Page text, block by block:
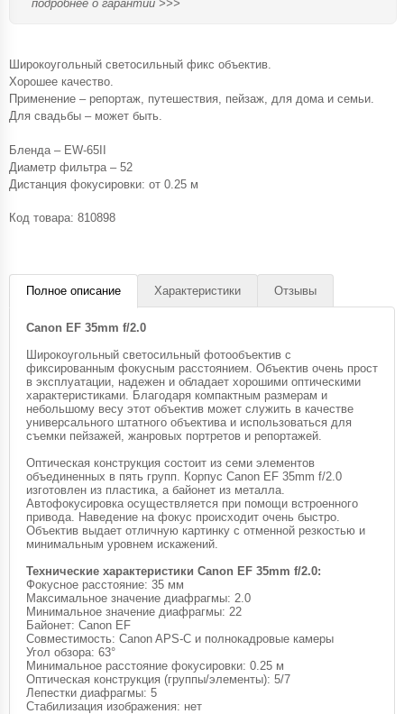
подробнее о гарантии >>>
Широкоугольный светосильный фикс объектив.
Хорошее качество.
Применение – репортаж, путешествия, пейзаж, для дома и семьи.
Для свадьбы – может быть.
Бленда – EW-65II
Диаметр фильтра – 52
Дистанция фокусировки: от 0.25 м
Код товара: 810898
Полное описание Характеристики Отзывы
Canon EF 35mm f/2.0
Широкоугольный светосильный фотообъектив с
фиксированным фокусным расстоянием. Объектив очень прост
в эксплуатации, надежен и обладает хорошими оптическими
характеристиками. Благодаря компактным размерам и
небольшому весу этот объектив может служить в качестве
универсального штатного объектива и использоваться для
съемки пейзажей, жанровых портретов и репортажей.
Оптическая конструкция состоит из семи элементов
объединенных в пять групп. Корпус Canon EF 35mm f/2.0
изготовлен из пластика, а байонет из металла.
Автофокусировка осуществляется при помощи встроенного
привода. Наведение на фокус происходит очень быстро.
Объектив выдает отличную картинку с отменной резкостью и
минимальным уровнем искажений.
Технические характеристики Canon EF 35mm f/2.0:
Фокусное расстояние: 35 мм
Максимальное значение диафрагмы: 2.0
Минимальное значение диафрагмы: 22
Байонет: Canon EF
Совместимость: Canon APS-C и полнокадровые камеры
Угол обзора: 63°
Минимальное расстояние фокусировки: 0.25 м
Оптическая конструкция (группы/элементы): 5/7
Лепестки диафрагмы: 5
Стабилизация изображения: нет